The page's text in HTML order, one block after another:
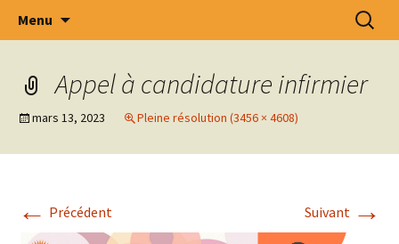
Intercommunale d' Oeuvres Médico –
Sociales des Arrondissements de Tournai –
Ath – Mouscron et Cantons Limitrophes
.S.C.R.L.
Menu
Appel à candidature infirmier
mars 13, 2023 Pleine résolution (3456 × 4608)
← Précédent Suivant →